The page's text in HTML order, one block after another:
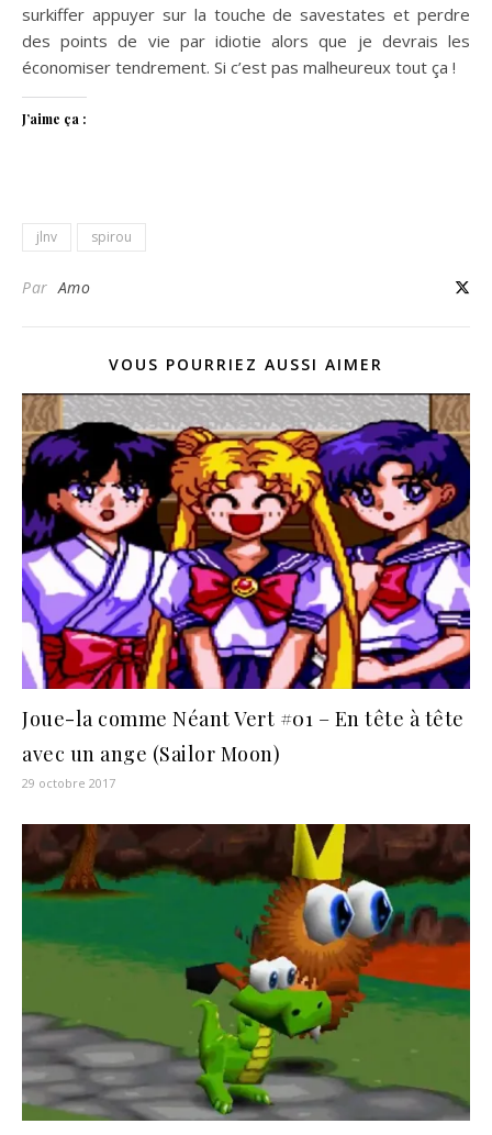
surkiffer appuyer sur la touche de savestates et perdre
des points de vie par idiotie alors que je devrais les
économiser tendrement. Si c’est pas malheureux tout ça !
J’aime ça :
jlnv spirou
ParAmo
VOUS POURRIEZ AUSSI AIMER
Joue-la comme Néant Vert #01 – En tête à tête
avec un ange (Sailor Moon)
29 octobre 2017